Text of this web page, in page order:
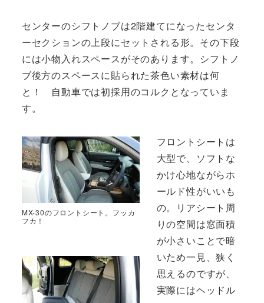
センターのシフトノブは2階建てになったセンタ
ーセクションの上段にセットされる形。その下段
には小物入れスペースがそのあります。シフトノ
ブ後方のスペースに貼られた茶色い素材は何
と！ 自動車では初採用のコルクとなっていま
す。
MX-30のフロントシート。フッカ
フカ！
フロントシートは
大型で、ソフトな
かけ心地ながらホ
ールド性がいいも
の。リアシート周
りの空間は窓面積
が小さいことで暗
いため一見、狭く
思えるのですが、
実際にはヘッドル